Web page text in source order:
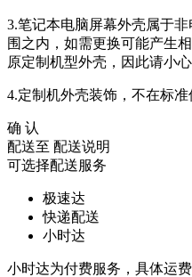
3.笔记本电脑屏幕外壳属于
围之内，如需更换可能产生
原定制机型外壳，因此请小
4.定制机外壳装饰，不在标准
确 认
配送至 配送说明
可选择配送服务
极速达
快递配送
小时达
小时达为付费服务，具体运